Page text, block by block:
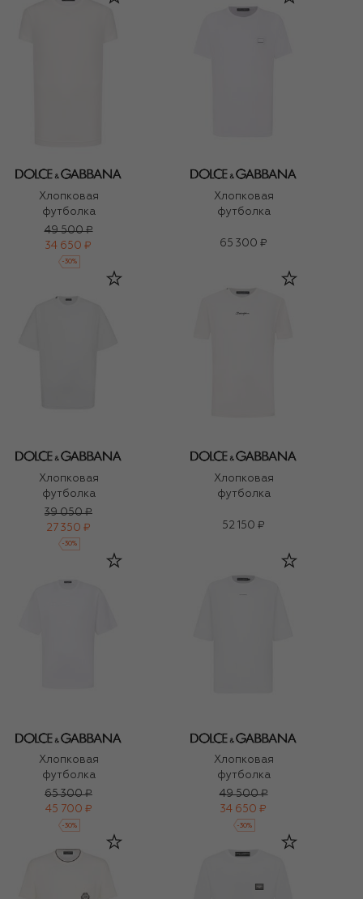
Хлопковая
футболка
49 500 ₽
34 650 ₽
-30%
Хлопковая
футболка
65 300 ₽
Хлопковая
футболка
39 050 ₽
27 350 ₽
-30%
Хлопковая
футболка
52 150 ₽
Хлопковая
футболка
65 300 ₽
45 700 ₽
-30%
Хлопковая
футболка
49 500 ₽
34 650 ₽
-30%